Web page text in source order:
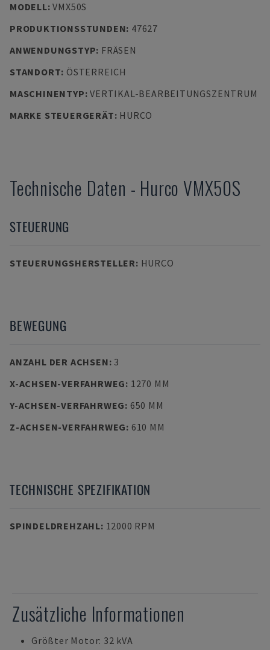
MODELL:VMX50S
PRODUKTIONSSTUNDEN: 47627
ANWENDUNGSTYP: FRÄSEN
STANDORT: ÖSTERREICH
MASCHINENTYP:VERTIKAL-BEARBEITUNGSZENTRUM
MARKE STEUERGERÄT: HURCO
Technische Daten - Hurco VMX50S
STEUERUNG
STEUERUNGSHERSTELLER: HURCO
BEWEGUNG
ANZAHL DER ACHSEN: 3
X-ACHSEN-VERFAHRWEG: 1270 MM
Y-ACHSEN-VERFAHRWEG: 650 MM
Z-ACHSEN-VERFAHRWEG: 610 MM
TECHNISCHE SPEZIFIKATION
SPINDELDREHZAHL: 12000 RPM
Zusätzliche Informationen
Größter Motor: 32 kVA